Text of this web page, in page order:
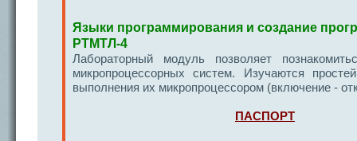
Языки программирования и создание
РТМТЛ-4
Лабораторный модуль позволяет
микропроцессорных систем. Изучаются
выполнения их микропроцессором (включение -
ПАСПОРТ